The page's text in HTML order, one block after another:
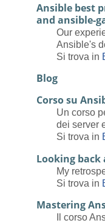
Ansible best
and ansible-
Our
Ansible's
Si trova in
Blog
Corso su
Un corso
dei server
Si trova in
Looking back
My
Si trova in
Mastering
Il corso